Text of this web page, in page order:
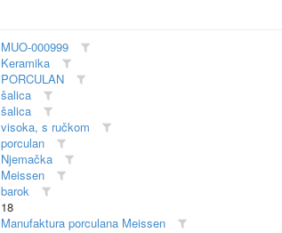
MUO-000999
Keramika
PORCULAN
šalica
šalica
visoka, s ručkom
porculan
Njemačka
Meissen
barok
18
Manufaktura porculana Meissen